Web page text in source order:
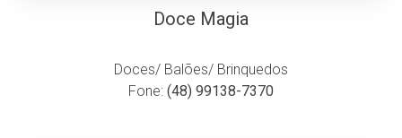
Doce Magia
Doces/ Balões/ Brinquedos
Fone: (48) 99138-7370